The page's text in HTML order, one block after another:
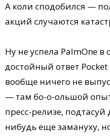
А коли сподобился —
акций случаются
Ну не успела PalmOne в
достойный ответ
вообще ничего не
— там бо-о-ольшой
пресс-релизе,
нибудь еще замануху,